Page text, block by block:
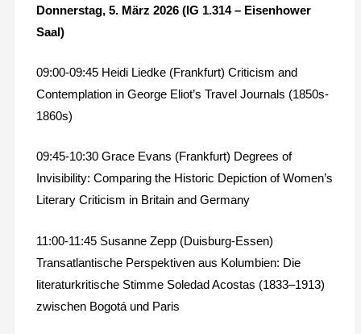
Donnerstag, 5. März 2026 (IG 1.314 – Eisenhower
Saal)
09:00-09:45 Heidi Liedke (Frankfurt) Criticism and
Contemplation in George Eliot’s Travel Journals (1850s-
1860s)
09:45-10:30 Grace Evans (Frankfurt) Degrees of
Invisibility: Comparing the Historic Depiction of Women’s
Literary Criticism in Britain and Germany
11:00-11:45 Susanne Zepp (Duisburg-Essen)
Transatlantische Perspektiven aus Kolumbien: Die
literaturkritische Stimme Soledad Acostas (1833–1913)
zwischen Bogotá und Paris